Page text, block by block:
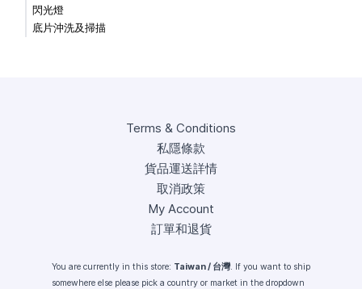
閃光燈
底片沖洗及掃描
Terms & Conditions
私隱條款
貨品運送詳情
取消政策
My Account
訂單和退貨
You are currently in this store: Taiwan / 台灣. If you want to ship
somewhere else please pick a country or market in the dropdown